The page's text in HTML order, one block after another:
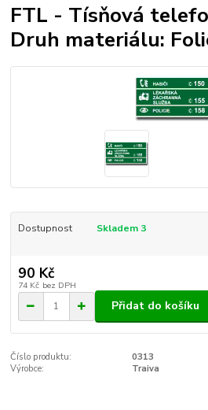
FTL - Tísňová
Druh materiálu:
Dostupnost Skladem 3
90 Kč
74 Kč bez DPH
Přidat do košíku
Číslo produktu:
0313
Výrobce:
Traiva